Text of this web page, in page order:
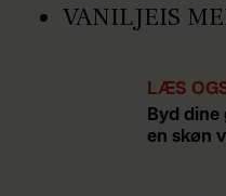
VANILJEIS
LÆS
Byd
en skøn